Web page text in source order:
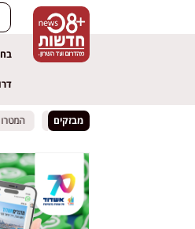
מבזקיםחיסונים בשטחים הפתוחים המטרו חיסונים בשטחים הפתוחים המטרו